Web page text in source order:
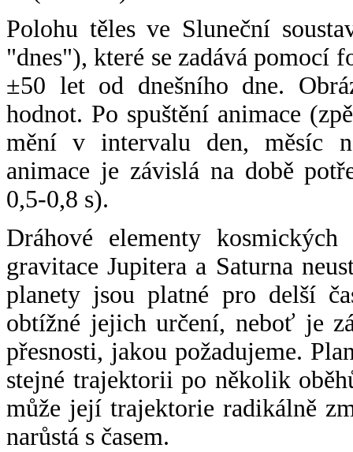
Polohu těles ve Sluneční
"dnes"), které se zadává pomocí
±50 let od dnešního dne.
hodnot. Po spuštění animace
mění v intervalu den, měsíc
animace je závislá na době
0,5-0,8 s).
Dráhové elementy
gravitace Jupitera a Saturna
planety jsou platné pro delší
obtížné jejich určení, neboť je
přesnosti, jakou požadujeme.
stejné trajektorii po několik
může její trajektorie radikálně
narůstá s časem.